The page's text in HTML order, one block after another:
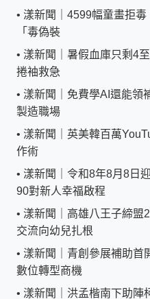
• 漾新聞｜4599幅童畫拒
「毒偽裝
• 漾新聞｜暑假血庫只剩4
捲袖救急
• 漾新聞｜免費學AI還能
製造職場
• 漾新聞｜英美韓百萬
作術
• 漾新聞｜令和8年8月8日
90對新人幸福啟程
• 漾新聞｜高雄八王子締
交流向幼兒扎根
• 漾新聞｜青創參展補助
數位轉型商機
• 漾新聞｜洪孟楷南下助